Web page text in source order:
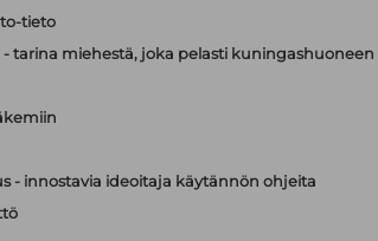
tieto
tarina miehestä, joka pelasti kuningashuoneen
- innostavia ideoitaja käytännön ohjeita